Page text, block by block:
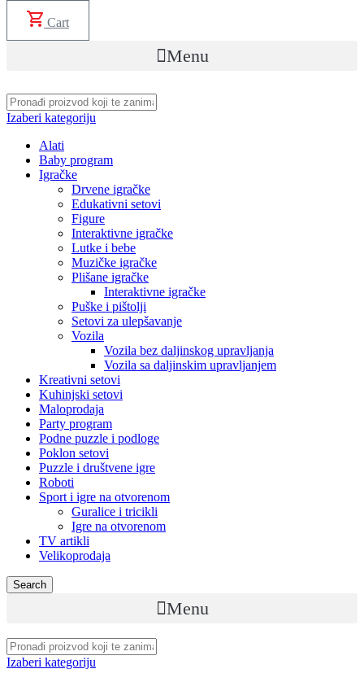
Cart
Menu
Izaberi kategoriju
Alati
Baby program
Igračke
Drvene igračke
Edukativni setovi
Figure
Interaktivne igračke
Lutke i bebe
Muzičke igračke
Plišane igračke
Interaktivne igračke
Puške i pištolji
Setovi za ulepšavanje
Vozila
Vozila bez daljinskog upravljanja
Vozila sa daljinskim upravljanjem
Kreativni setovi
Kuhinjski setovi
Maloprodaja
Party program
Podne puzzle i podloge
Poklon setovi
Puzzle i društvene igre
Roboti
Sport i igre na otvorenom
Guralice i tricikli
Igre na otvorenom
TV artikli
Velikoprodaja
Search
Menu
Izaberi kategoriju